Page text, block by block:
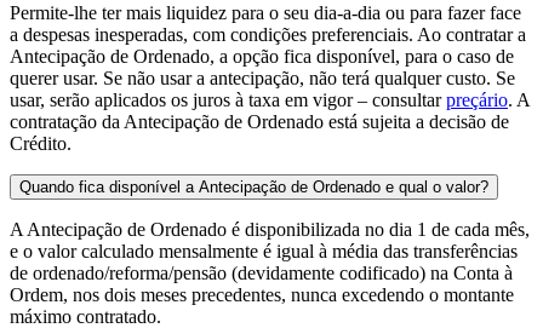
Permite-lhe ter mais liquidez para o seu dia-a-dia ou para fazer face
a despesas inesperadas, com condições preferenciais. Ao contratar a
Antecipação de Ordenado, a opção fica disponível, para o caso de
querer usar. Se não usar a antecipação, não terá qualquer custo. Se
usar, serão aplicados os juros à taxa em vigor – consultarpreçário. A
contratação da Antecipação de Ordenado está sujeita a decisão de
Crédito.
Quando fica disponível a Antecipação de Ordenado e qual o valor?
A Antecipação de Ordenado é disponibilizada no dia 1 de cada mês,
e o valor calculado mensalmente é igual à média das transferências
de ordenado/reforma/pensão (devidamente codificado) na Conta à
Ordem, nos dois meses precedentes, nunca excedendo o montante
máximo contratado.